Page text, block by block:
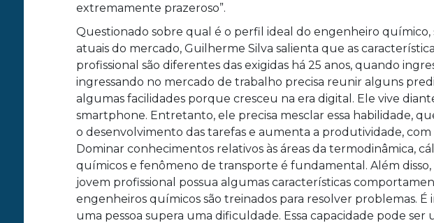
extremamente prazeroso”.
Questionado sobre qual é o perfil ideal do engenheiro químico,
atuais do mercado, Guilherme Silva salienta que as
profissional são diferentes das exigidas há 25 anos, quando
ingressando no mercado de trabalho precisa reunir alguns
algumas facilidades porque cresceu na era digital. Ele vive
smartphone. Entretanto, ele precisa mesclar essa habilidade,
o desenvolvimento das tarefas e aumenta a produtividade,
Dominar conhecimentos relativos às áreas da termodinâmica,
químicos e fenômeno de transporte é fundamental. Além
jovem profissional possua algumas características
engenheiros químicos são treinados para resolver problemas.
uma pessoa supera uma dificuldade. Essa capacidade pode